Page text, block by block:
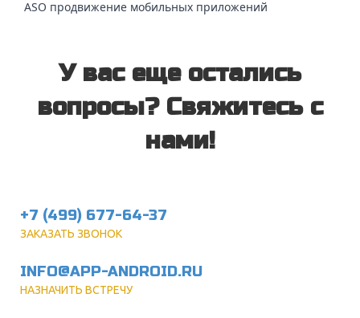
ASO продвижение мобильных приложений
У вас еще остались
вопросы? Свяжитесь с
нами!
+7 (499) 677-64-37
ЗАКАЗАТЬ ЗВОНОК
INFO@APP-ANDROID.RU
НАЗНАЧИТЬ ВСТРЕЧУ